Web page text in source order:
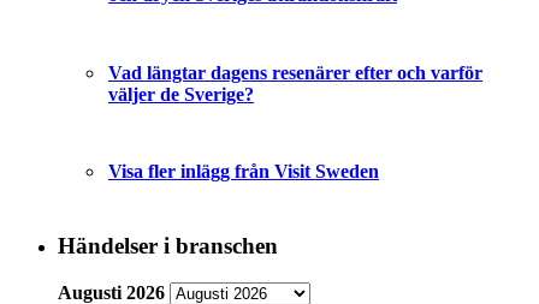
Vad längtar dagens resenärer efter och varför
väljer de Sverige?
Visa fler inlägg från Visit Sweden
Händelser i branschen
Augusti 2026